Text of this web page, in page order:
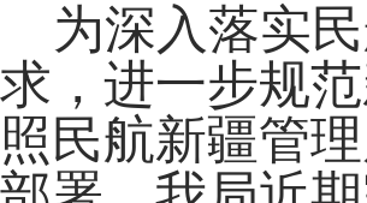
为深入落实民
求，进一步规
照民航新疆管